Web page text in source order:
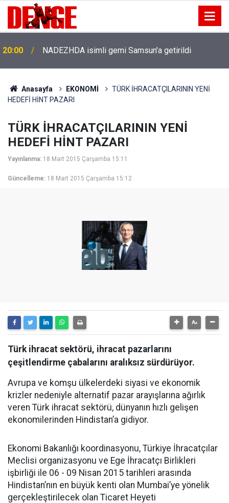
20:00 NADEZHDA isimli gemi Samsun'a getirildi
Anasayfa EKONOMİ
TÜRK İHRACATÇILARININ YENİ
HEDEFİ HİNT PAZARI
TÜRK İHRACATÇILARININ YENİ
HEDEFİ HİNT PAZARI
Yayınlanma: 18 Mart 2015 Çarşamba 15:11
Güncelleme: 18 Mart 2015 Çarşamba 15:12
Türk ihracat sektörü, ihracat pazarlarını
çeşitlendirme çabalarını aralıksız sürdürüyor.
Avrupa ve komşu ülkelerdeki siyasi ve ekonomik
krizler nedeniyle alternatif pazar arayışlarına ağırlık
veren Türk ihracat sektörü, dünyanın hızlı gelişen
ekonomilerinden Hindistan’a gidiyor.
Ekonomi Bakanlığı koordinasyonu, Türkiye İhracatçılar
Meclisi organizasyonu ve Ege İhracatçı Birlikleri
işbirliği ile 06 - 09 Nisan 2015 tarihleri arasında
Hindistan’nın en büyük kenti olan Mumbai’ye yönelik
gerçekleştirilecek olan Ticaret Heyeti